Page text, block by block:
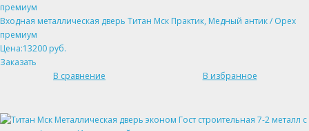
Входная металлическая дверь Титан Мск Практик, Медный антик / Орех
премиум
Цена:13200 руб.
Заказать
В сравнение
В избранное